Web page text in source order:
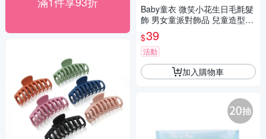
Baby童衣 微笑小花生日毛氈髮
飾 男女童派對飾品 兒童造型飾
品帽 88990
$39
活動
加入購物車